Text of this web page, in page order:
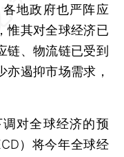
地政府也严阵应
惟其对全球经济已
链、物流链已受到
遏抑市场需求，
对全球经济的预
）将今年全球经